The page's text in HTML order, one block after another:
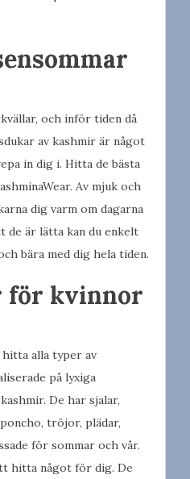
och inför tiden då
av kashmir är något
in dig i. Hitta de bästa
Av mjuk och
dig varm om dagarna
de är lätta kan du enkelt
bära med dig hela tiden.
för kvinnor
hitta alla typer av
på lyxiga
De har sjalar,
tröjor, plädar,
för sommar och vår.
hitta något för dig. De